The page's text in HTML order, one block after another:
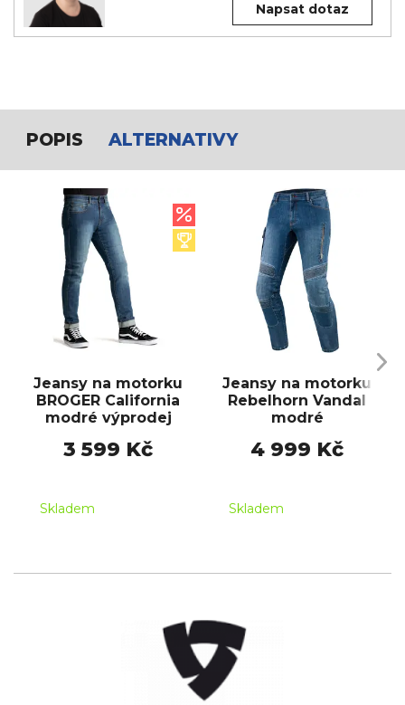
Napsat dotaz
POPIS ALTERNATIVY
Jeansy na motorku
BROGER California
modré výprodej
3 599 Kč
Skladem
Jeansy na motorku
Rebelhorn Vandal
modré
4 999 Kč
Skladem